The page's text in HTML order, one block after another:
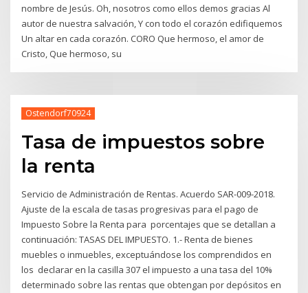
nombre de Jesús. Oh, nosotros como ellos demos gracias Al
autor de nuestra salvación, Y con todo el corazón edifiquemos
Un altar en cada corazón. CORO Que hermoso, el amor de
Cristo, Que hermoso, su
Ostendorf70924
Tasa de impuestos sobre
la renta
Servicio de Administración de Rentas. Acuerdo SAR-009-2018.
Ajuste de la escala de tasas progresivas para el pago de
Impuesto Sobre la Renta para porcentajes que se detallan a
continuación: TASAS DEL IMPUESTO. 1.- Renta de bienes
muebles o inmuebles, exceptuándose los comprendidos en
los declarar en la casilla 307 el impuesto a una tasa del 10%
determinado sobre las rentas que obtengan por depósitos en